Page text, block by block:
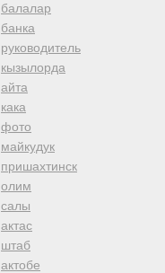
балалар
банка
руководитель
кызылорда
айта
кака
фото
майкудук
пришахтинск
олим
салы
актас
штаб
актобе